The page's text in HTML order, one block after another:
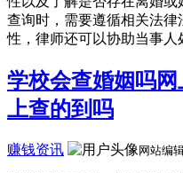
查询时，需要遵循相关法
性，律师还可以协助当事人
学校会查婚姻吗
上查的到吗
赚钱资讯 网站编